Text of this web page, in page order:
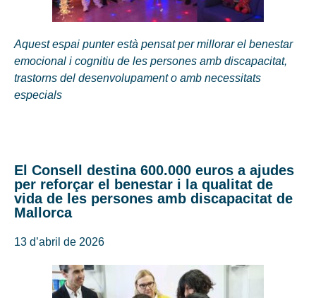
Aquest espai punter està pensat per millorar el benestar
emocional i cognitiu de les persones amb discapacitat,
trastorns del desenvolupament o amb necessitats
especials
El Consell destina 600.000 euros a ajudes
per reforçar el benestar i la qualitat de
vida de les persones amb discapacitat de
Mallorca
13 d’abril de 2026